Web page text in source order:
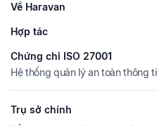
Về Haravan
Hợp tác
Chứng chỉ ISO 27001
Hệ thống quản lý an toàn thông
Trụ sở chính